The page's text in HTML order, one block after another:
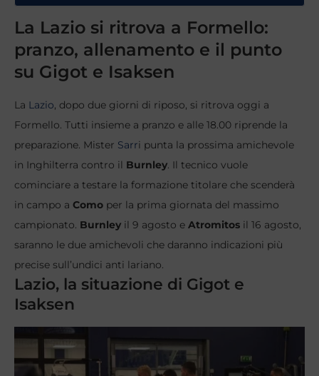
La Lazio si ritrova a Formello:
pranzo, allenamento e il punto
su Gigot e Isaksen
La Lazio, dopo due giorni di riposo, si ritrova oggi a
Formello. Tutti insieme a pranzo e alle 18.00 riprende la
preparazione. Mister Sarri punta la prossima amichevole
in Inghilterra contro il Burnley. Il tecnico vuole
cominciare a testare la formazione titolare che scenderà
in campo a Como per la prima giornata del massimo
campionato. Burnley il 9 agosto e Atromitos il 16 agosto,
saranno le due amichevoli che daranno indicazioni più
precise sull’undici anti lariano.
Lazio, la situazione di Gigot e
Isaksen